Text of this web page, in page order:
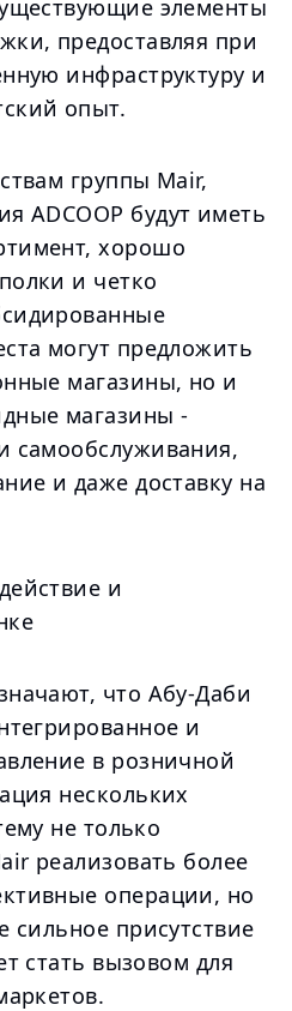
элементы
предоставляя при
инфраструктуру и
опыт.
группы Mair,
ADCOOP будут иметь
хорошо
и четко
могут предложить
магазины, но и
магазины -
самообслуживания,
и даже доставку на
и
что Абу-Даби
и
в розничной
нескольких
не только
реализовать более
операции, но
сильное присутствие
стать вызовом для